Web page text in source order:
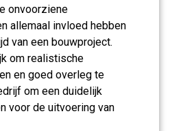
onvoorziene
allemaal invloed hebben
van een bouwproject.
om realistische
en goed overleg te
om een duidelijk
voor de uitvoering van